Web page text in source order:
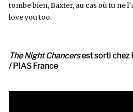
tombe bien, Baxter, au cas où tu ne
love you too.
The Night Chancersest sorti chez
/ PIAS France